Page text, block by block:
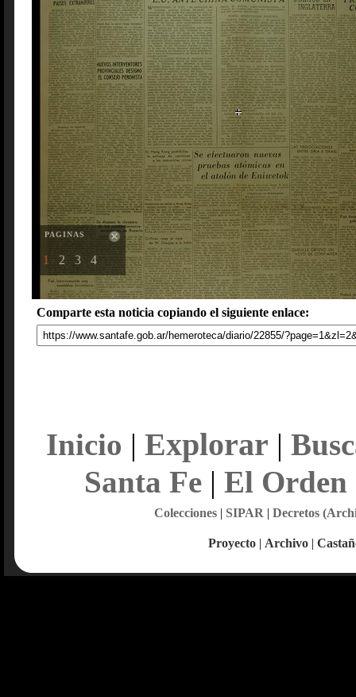
PAGINAS
1 2 3 4
Comparte esta noticia copiando el siguiente enlace:
Inicio | Explorar |
Santa Fe| El Orden
Colecciones| SIPAR | Decretos
Proyecto | Archivo |